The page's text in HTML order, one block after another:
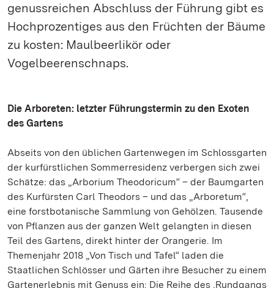
genussreichen Abschluss der Führung gibt es
Hochprozentiges aus den Früchten der Bäume
zu kosten: Maulbeerlikör oder
Vogelbeerenschnaps.
Die Arboreten: letzter Führungstermin zu den Exoten
des Gartens
Abseits von den üblichen Gartenwegen im Schlossgarten
der kurfürstlichen Sommerresidenz verbergen sich zwei
Schätze: das „Arborium Theodoricum“ – der Baumgarten
des Kurfürsten Carl Theodors – und das „Arboretum“,
eine forstbotanische Sammlung von Gehölzen. Tausende
von Pflanzen aus der ganzen Welt gelangten in diesen
Teil des Gartens, direkt hinter der Orangerie. Im
Themenjahr 2018 „Von Tisch und Tafel“ laden die
Staatlichen Schlösser und Gärten ihre Besucher zu einem
Gartenerlebnis mit Genuss ein: Die Reihe des ‚Rundgangs